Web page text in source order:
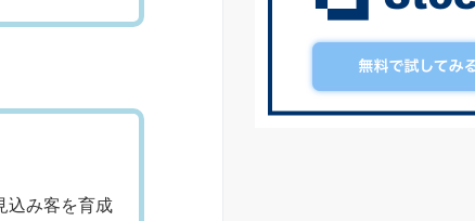
込み客を育成